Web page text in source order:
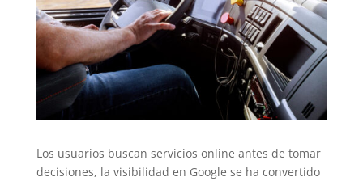
Los usuarios buscan servicios online antes de tomar
decisiones, la visibilidad en Google se ha convertido